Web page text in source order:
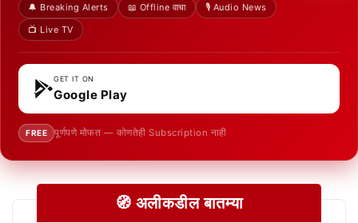
🔔 Breaking Alerts 📖 Offline वाचा
🎙️ Audio News
📺 Live TV
GET IT ON
Google Play
FREE पूर्णपणे मोफत — कोणतेही Subscription नाही
🧭 अलीकडील बातम्या